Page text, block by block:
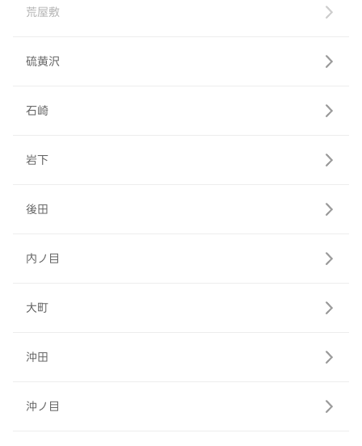
荒屋敷
硫黄沢
石崎
岩下
後田
内ノ目
大町
沖田
沖ノ目